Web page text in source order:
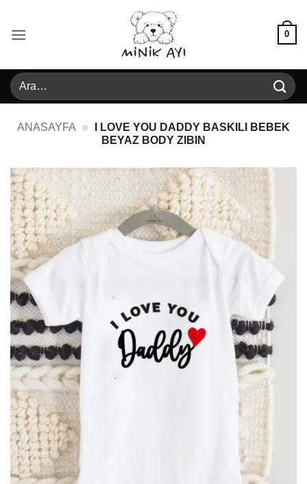
0
Ara:
ANASAYFA »
I LOVE YOU DADDY BASKILI BEBEK
BEYAZ BODY ZIBIN